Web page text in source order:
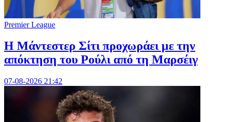
Premier League
Η Μάντεστερ Σίτι προχωράει με την
απόκτηση του Ρούλι από τη Μαρσέιγ
07-08-2026 21:42